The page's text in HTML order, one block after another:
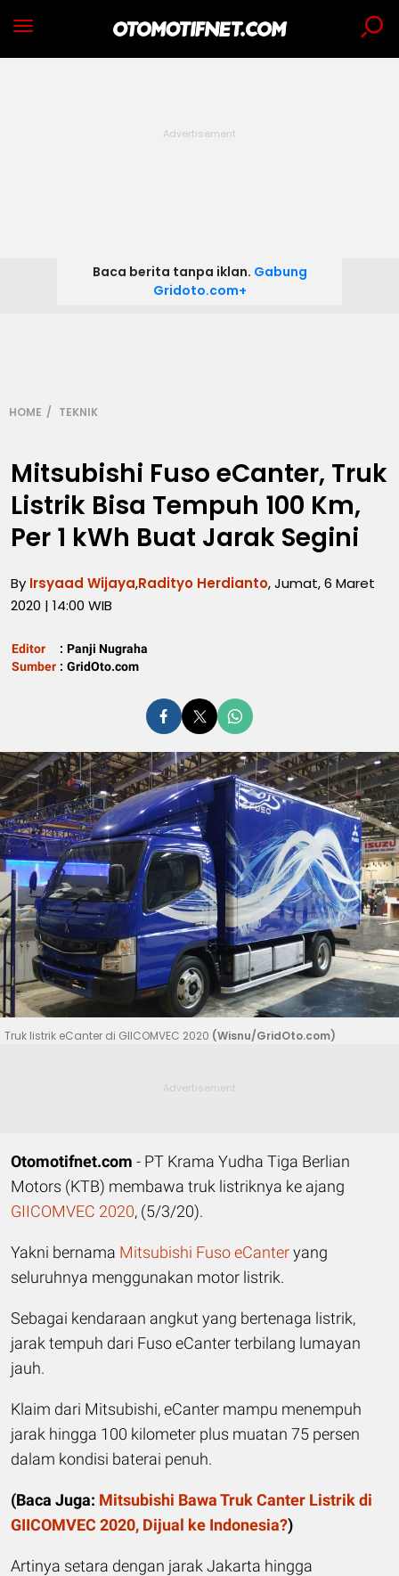
Baca berita tanpa iklan. Gabung
Gridoto.com+
HOME TEKNIK
Mitsubishi Fuso eCanter, Truk
Listrik Bisa Tempuh 100 Km,
Per 1 kWh Buat Jarak Segini
By Irsyaad Wijaya,Radityo Herdianto, Jumat, 6 Maret
2020 | 14:00 WIB
Editor : Panji Nugraha
Sumber : GridOto.com
Truk listrik eCanter di GIICOMVEC 2020 (Wisnu/GridOto.com)
Otomotifnet.com - PT Krama Yudha Tiga Berlian
Motors (KTB) membawa truk listriknya ke ajang
GIICOMVEC 2020, (5/3/20).
Yakni bernama Mitsubishi Fuso eCanteryang
seluruhnya menggunakan motor listrik.
Sebagai kendaraan angkut yang bertenaga listrik,
jarak tempuh dari Fuso eCanter terbilang lumayan
jauh.
Klaim dari Mitsubishi, eCanter mampu menempuh
jarak hingga 100 kilometer plus muatan 75 persen
dalam kondisi baterai penuh.
(Baca Juga: Mitsubishi Bawa Truk Canter Listrik di
GIICOMVEC 2020, Dijual ke Indonesia?)
Artinya setara dengan jarak Jakarta hingga